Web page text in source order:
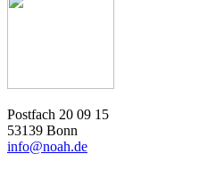
Postfach 20 09 15
53139 Bonn
info@noah.de